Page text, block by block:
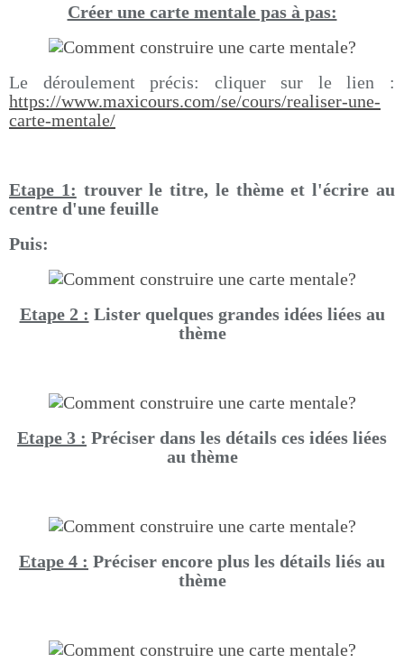
Créer une carte mentale pas à pas:
Le déroulement précis: cliquer sur le lien :
https://www.maxicours.com/se/cours/realiser-une-
carte-mentale/
Etape 1: trouver le titre, le thème et l'écrire au
centre d'une feuille
Puis:
Etape 2 : Lister quelques grandes idées liées au
thème
Etape 3 : Préciser dans les détails ces idées liées
au thème
Etape 4 : Préciser encore plus les détails liés au
thème